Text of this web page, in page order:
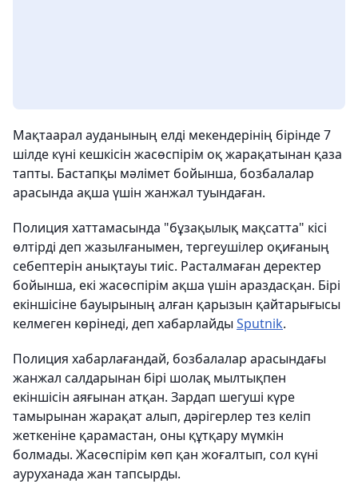
Мақтаарал ауданының елді мекендерінің бірінде 7
шілде күні кешкісін жасөспірім оқ жарақатынан қаза
тапты. Бастапқы мәлімет бойынша, бозбалалар
арасында ақша үшін жанжал туындаған.
Полиция хаттамасында "бұзақылық мақсатта" кісі
өлтірді деп жазылғанымен, тергеушілер оқиғаның
себептерін анықтауы тиіс. Расталмаған деректер
бойынша, екі жасөспірім ақша үшін араздасқан. Бірі
екіншісіне бауырының алған қарызын қайтарығысы
келмеген көрінеді, деп хабарлайды Sputnik.
Полиция хабарлағандай, бозбалалар арасындағы
жанжал салдарынан бірі шолақ мылтықпен
екіншісін аяғынан атқан. Зардап шегуші күре
тамырынан жарақат алып, дәрігерлер тез келіп
жеткеніне қарамастан, оны құтқару мүмкін
болмады. Жасөспірім көп қан жоғалтып, сол күні
ауруханада жан тапсырды.